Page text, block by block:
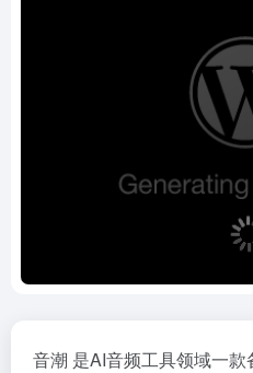
音潮 是AI音频工具领域一